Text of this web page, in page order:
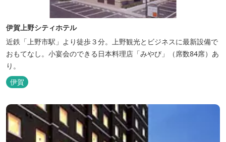
伊賀上野シティホテル
近鉄「上野市駅」より徒歩３分。上野観光とビジネスに最新設備で
おもてなし。小宴会のできる日本料理店「みやび」（席数84席）あ
り。
伊賀